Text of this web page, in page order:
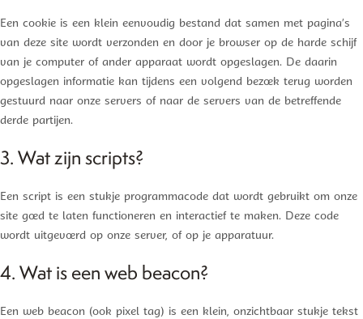
Een cookie is een klein eenvoudig bestand dat samen met pagina’s
van deze site wordt verzonden en door je browser op de harde schijf
van je computer of ander apparaat wordt opgeslagen. De daarin
opgeslagen informatie kan tijdens een volgend bezoek terug worden
gestuurd naar onze servers of naar de servers van de betreffende
derde partijen.
3. Wat zijn scripts?
Een script is een stukje programmacode dat wordt gebruikt om onze
site goed te laten functioneren en interactief te maken. Deze code
wordt uitgevoerd op onze server, of op je apparatuur.
4. Wat is een web beacon?
Een web beacon (ook pixel tag) is een klein, onzichtbaar stukje tekst